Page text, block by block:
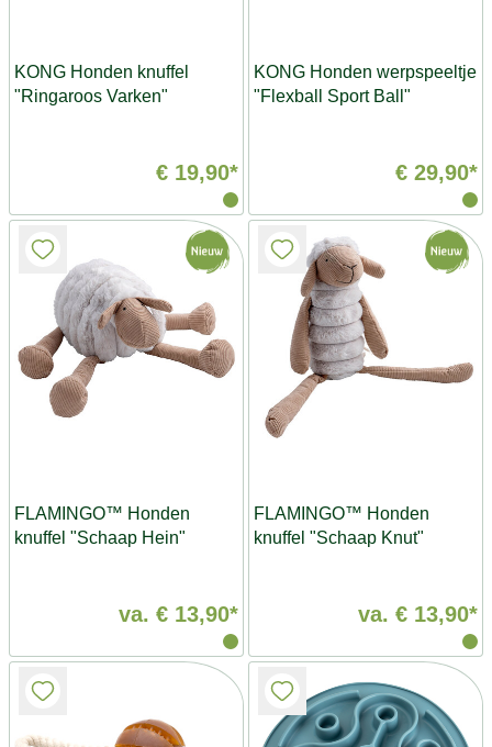
KONG Honden knuffel
"Ringaroos Varken"
€ 19,90*
KONG Honden werpspeeltje
"Flexball Sport Ball"
€ 29,90*
FLAMINGO™ Honden
knuffel "Schaap Hein"
va. € 13,90*
FLAMINGO™ Honden
knuffel "Schaap Knut"
va. € 13,90*